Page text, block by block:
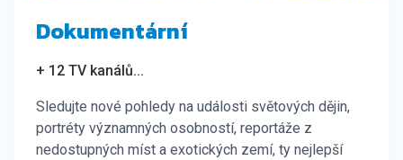
Dokumentární
+ 12 TV kanálů...
Sledujte nové pohledy na události světových dějin,
portréty významných osobností, reportáže z
nedostupných míst a exotických zemí, ty nejlepší